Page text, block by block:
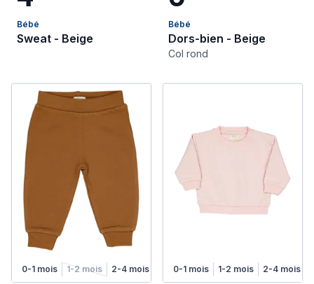
Bébé
Sweat - Beige
Bébé
Dors-bien - Beige
Col rond
0-1 mois 1-2 mois 2-4 mois 4-6 mois
0-1 mois 1-2 mois 2-4 mois